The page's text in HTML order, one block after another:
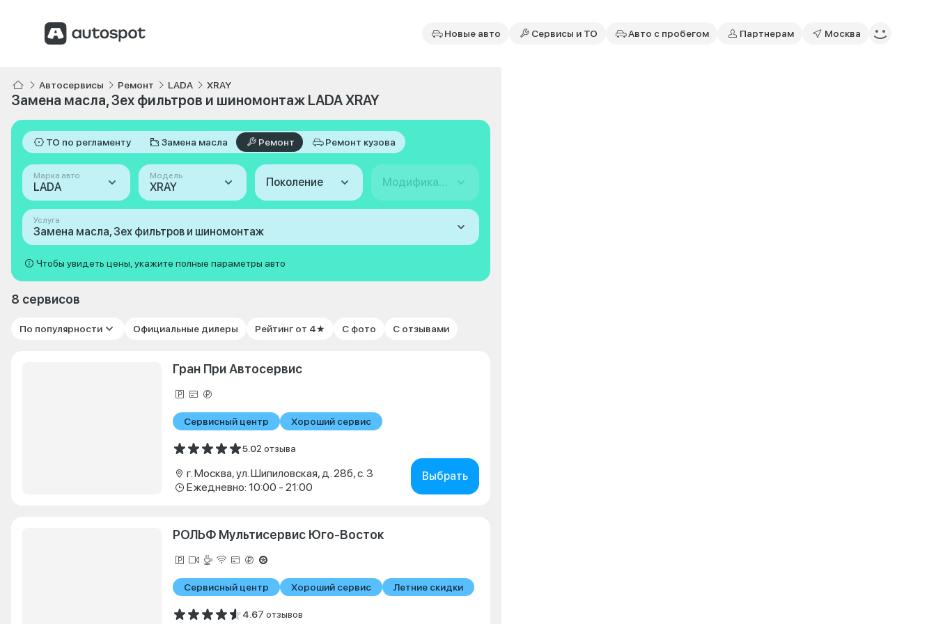
Новые авто Сервисы и ТО Авто с пробегом Партнерам Москва
Автосервисы Ремонт LADA XRAY
Замена масла, 3ех фильтров и шиномонтаж LADA XRAY
ТО по регламенту Замена масла Ремонт Ремонт кузова
Марка авто
LADA
Модель
XRAY Поколение Модификация
Услуга
Замена масла, 3ех фильтров и шиномонтаж
Чтобы увидеть цены, укажите полные параметры авто
8 сервисов
По популярности Официальные дилеры Рейтинг от 4★ С фото С отзывами
Гран При Автосервис
Сервисный центр Хороший сервис
5.02 отзыва
г. Москва, ул. Шипиловская, д. 28б, с. 3
Ежедневно: 10:00 - 21:00
Выбрать
РОЛЬФ Мультисервис Юго-Восток
Сервисный центр Хороший сервис Летние скидки
4.67 отзывов